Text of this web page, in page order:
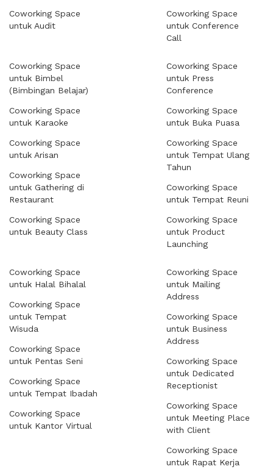
Coworking Space
untuk Audit
Coworking Space
untuk Conference
Call
Coworking Space
untuk Bimbel
(Bimbingan Belajar)
Coworking Space
untuk Karaoke
Coworking Space
untuk Arisan
Coworking Space
untuk Gathering di
Restaurant
Coworking Space
untuk Beauty Class
Coworking Space
untuk Press
Conference
Coworking Space
untuk Buka Puasa
Coworking Space
untuk Tempat Ulang
Tahun
Coworking Space
untuk Tempat Reuni
Coworking Space
untuk Product
Launching
Coworking Space
untuk Halal Bihalal
Coworking Space
untuk Tempat
Wisuda
Coworking Space
untuk Pentas Seni
Coworking Space
untuk Tempat Ibadah
Coworking Space
untuk Kantor Virtual
Coworking Space
untuk Mailing
Address
Coworking Space
untuk Business
Address
Coworking Space
untuk Dedicated
Receptionist
Coworking Space
untuk Meeting Place
with Client
Coworking Space
untuk Rapat Kerja